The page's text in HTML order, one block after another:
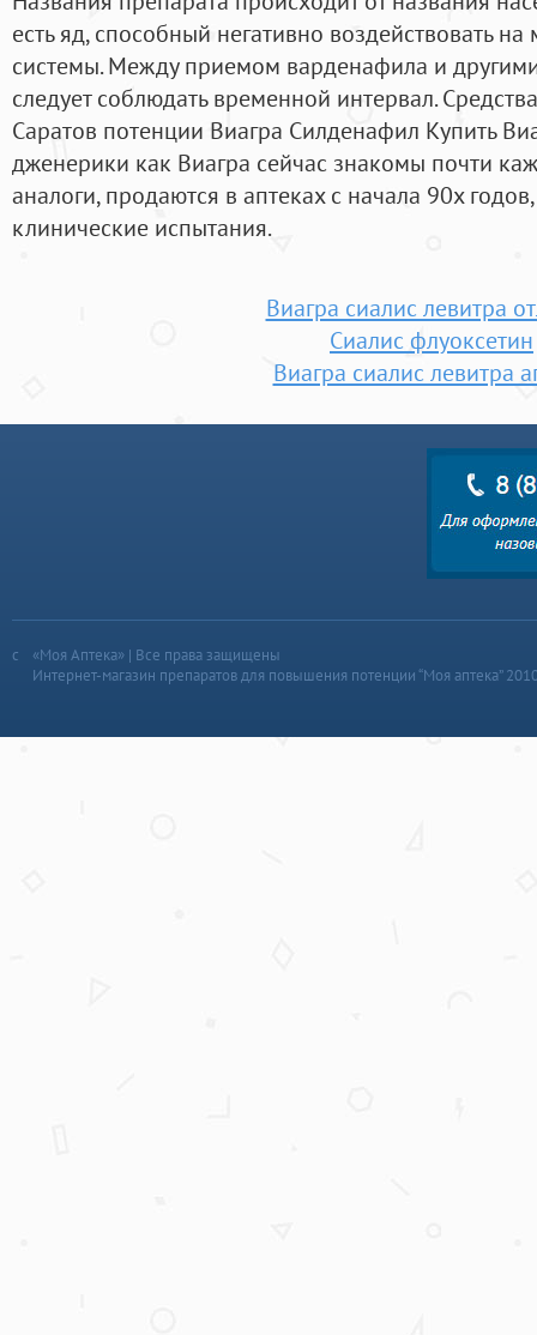
есть яд, способный негативно воздействовать
системы. Между приемом варденафила и
следует соблюдать временной интервал.
Саратов потенции Виагра Силденафил Купить
дженерики как Виагра сейчас знакомы почти
аналоги, продаются в аптеках с начала 90х
клинические испытания.
Виагра сиалис левитра
Сиалис флуоксетин
Виагра сиалис левитра
«Моя Аптека» | Все права защищены
Интернет-магазин препаратов для повышения потенции “Моя аптека”